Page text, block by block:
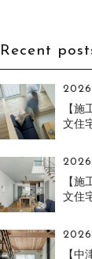
Recent
【
文住
【
文住
【